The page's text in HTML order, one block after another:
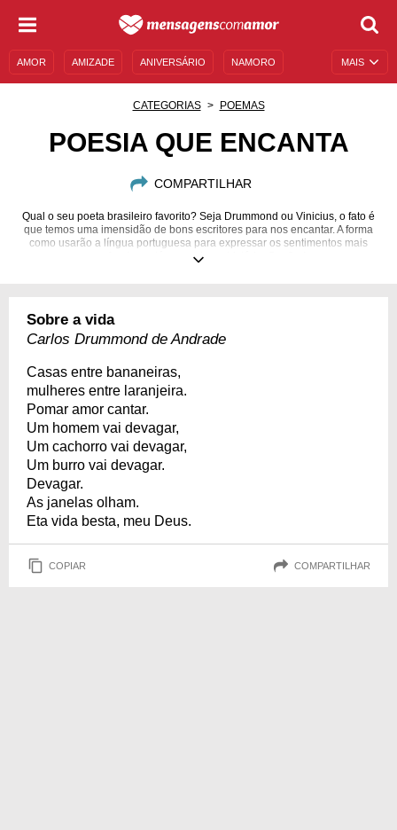
MAIS
AMOR AMIZADE ANIVERSÁRIO NAMORO
CATEGORIAS POEMAS
POESIA QUE ENCANTA
COMPARTILHAR
Qual o seu poeta brasileiro favorito? Seja Drummond ou Vinicius, o fato é
que temos uma imensidão de bons escritores para nos encantar. A forma
como usarão a língua portuguesa para expressar os sentimentos mais
profundos está marcada na história. Confira!
Sobre a vida
Carlos Drummond de Andrade
Casas entre bananeiras,
mulheres entre laranjeira.
Pomar amor cantar.
Um homem vai devagar,
Um cachorro vai devagar,
Um burro vai devagar.
Devagar.
As janelas olham.
Eta vida besta, meu Deus.
COPIAR COMPARTILHAR